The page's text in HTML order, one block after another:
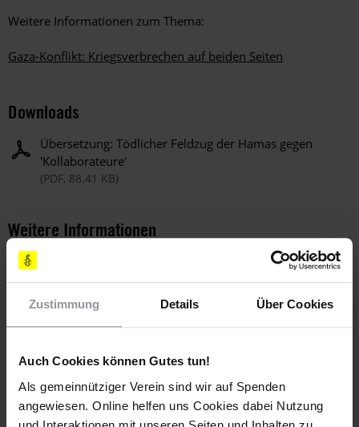
Zustimmung Details Über Cookies
Auch Cookies können Gutes tun!
Als gemeinnütziger Verein sind wir auf Spenden
angewiesen. Online helfen uns Cookies dabei Nutzung
Weitere Informationen zum Thema:
Gaza-Konflikt: Kriegsverbrechen auf beiden Seiten
Downloads
Übersetzung: Tödlicher Feldzug der Hamas gegen
'Kollaborateure'
(PDF, 88.41 KB)
Weitere Informationen
Länder
Themen
Bewaffnete Konflikte